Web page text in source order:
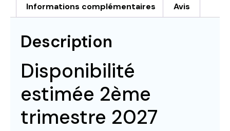
Informations complémentaires Avis
Description
Disponibilité
estimée 2ème
trimestre 2027